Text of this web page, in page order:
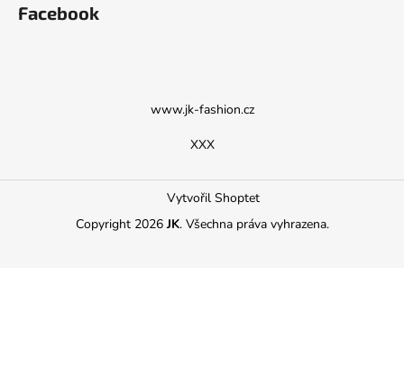
Facebook
www.jk-fashion.cz
XXX
Vytvořil Shoptet
Copyright 2026JK. Všechna práva vyhrazena.